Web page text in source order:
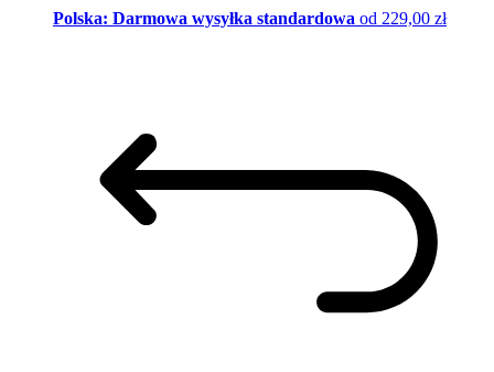
Polska: Darmowa wysyłka standardowa od 229,00 zł